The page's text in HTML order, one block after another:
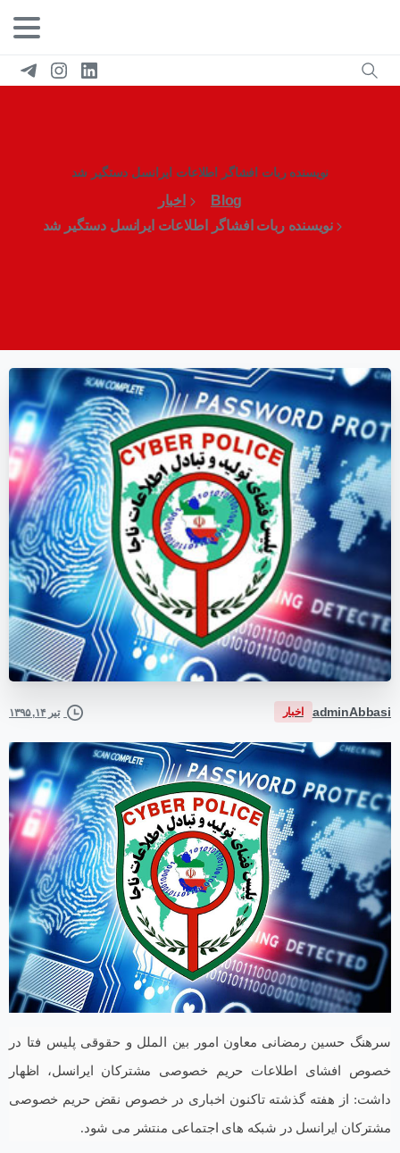
نویسنده ربات افشاگر اطلاعات ایرانسل دستگیر شد
Blog
اخبار
نویسنده ربات افشاگر اطلاعات ایرانسل دستگیر شد
adminAbbasi اخبار تیر ۱۴, ۱۳۹۵
سرهنگ حسین رمضانی معاون امور بین الملل و حقوقی پلیس فتا در
خصوص افشای اطلاعات حریم خصوصی مشترکان ایرانسل، اظهار
داشت: از هفته گذشته تاکنون اخباری در خصوص نقض حریم خصوصی
مشترکان ایرانسل در شبکه های اجتماعی منتشر می شود.